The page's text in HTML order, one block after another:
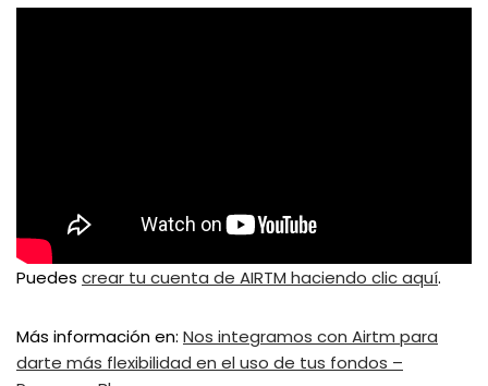
Puedes crear tu cuenta de AIRTM haciendo clic aquí.
Más información en: Nos integramos con Airtm para
darte más flexibilidad en el uso de tus fondos –